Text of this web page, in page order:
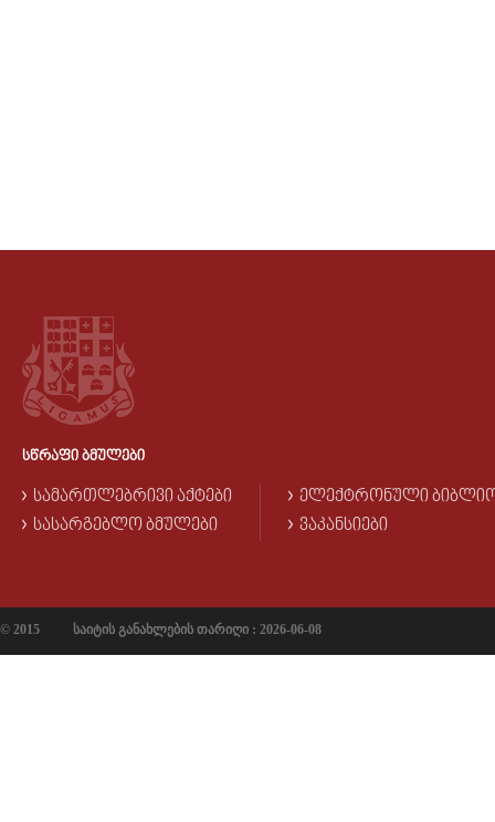
ᲡᲬᲠᲐᲤᲘ ᲑᲛᲣᲚᲔᲑᲘ
ᲡᲐᲛᲐᲠᲗᲚᲔᲑᲠᲘᲕᲘ ᲐᲥᲢᲔᲑᲘ
ᲡᲐᲡᲐᲠᲒᲔᲑᲚᲝ ᲑᲛᲣᲚᲔᲑᲘ
ᲔᲚᲔᲥᲢᲠᲝᲜᲣᲚᲘ
ᲕᲐᲙᲐᲜᲡᲘᲔᲑᲘ
© 2015 საიტის განახლების თარიღი : 2026-06-08